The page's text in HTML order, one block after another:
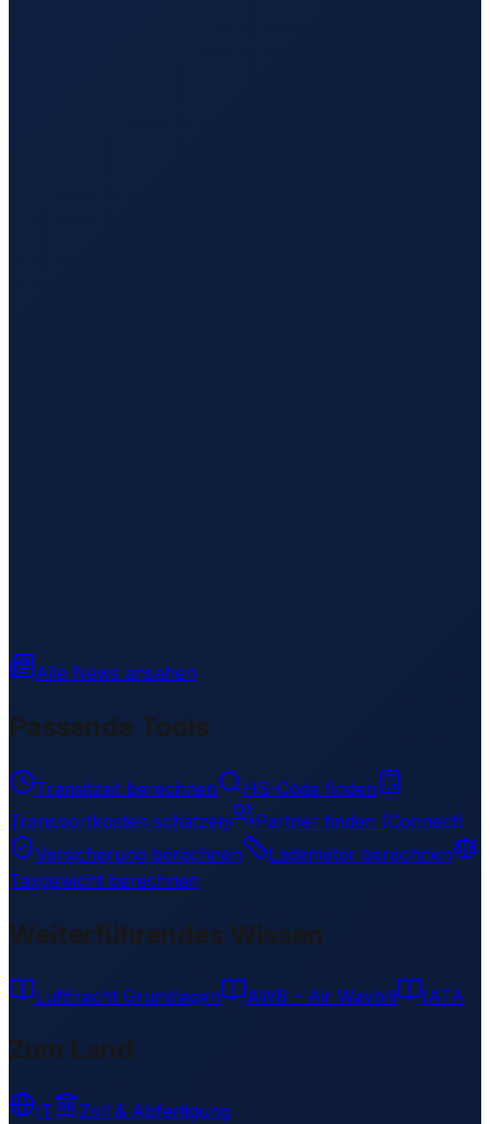
Alle News ansehen
Passende Tools
Transitzeit berechnen
HS-Code finden
Transportkosten schätzen
Partner finden (Connect)
Versicherung berechnen
Lademeter berechnen
Taxgewicht berechnen
Weiterführendes Wissen
Luftfracht Grundlagen AWB – Air Waybill IATA
Zum Land
IT
Zoll & Abfertigung